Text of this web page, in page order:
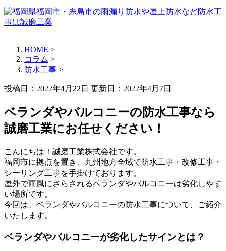
HOME >
コラム >
防水工事 >
投稿日：2022年4月22日 更新日： 2022年4月7日
ベランダやバルコニーの防水工事なら
誠磨工業にお任せください！
こんにちは！誠磨工業株式会社です。
福岡市に拠点を置き、九州地方全域で防水工事・改修工事・
シーリング工事を手掛けております。
屋外で雨風にさらされるベランダやバルコニーは劣化しやす
い場所です。
今回は、ベランダやバルコニーの防水工事について、ご紹介
いたします。
ベランダやバルコニーが劣化したサインとは？